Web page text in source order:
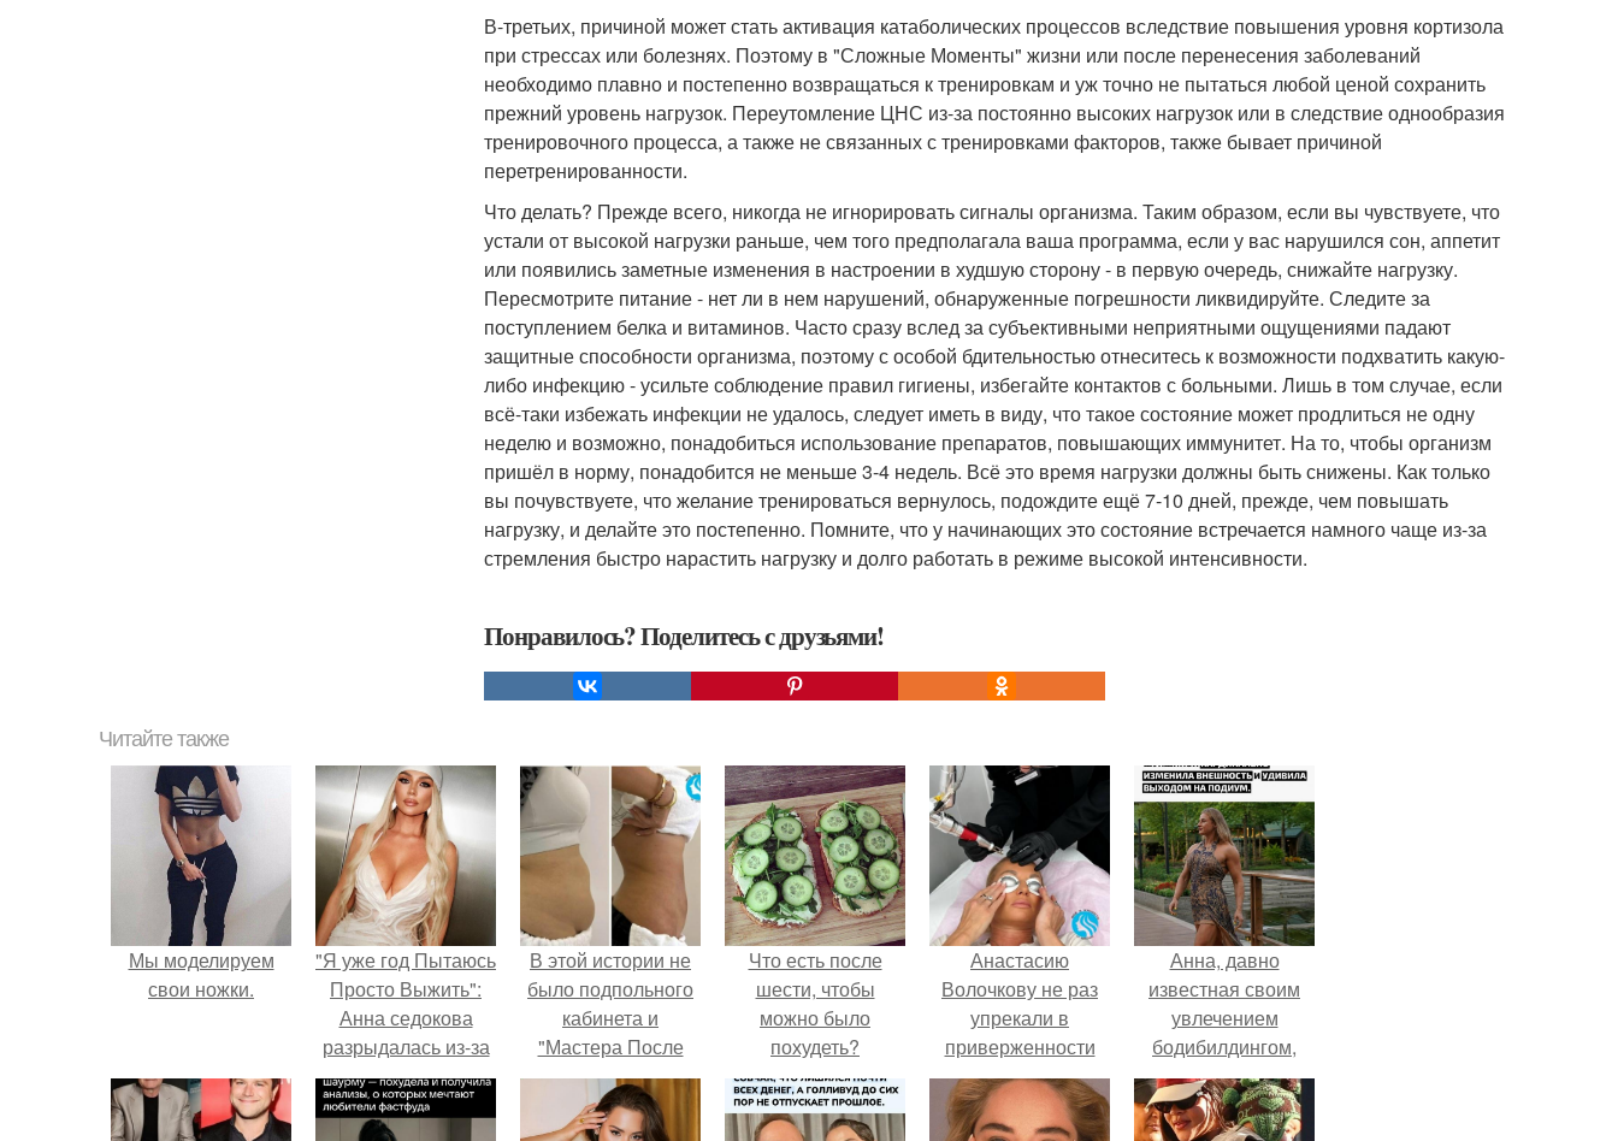
В-третьих, причиной может стать активация катаболических процессов вследствие повышения уровня кортизола
при стрессах или болезнях. Поэтому в "Сложные Моменты" жизни или после перенесения заболеваний
необходимо плавно и постепенно возвращаться к тренировкам и уж точно не пытаться любой ценой сохранить
прежний уровень нагрузок. Переутомление ЦНС из-за постоянно высоких нагрузок или в следствие однообразия
тренировочного процесса, а также не связанных с тренировками факторов, также бывает причиной
перетренированности.
Что делать? Прежде всего, никогда не игнорировать сигналы организма. Таким образом, если вы чувствуете, что
устали от высокой нагрузки раньше, чем того предполагала ваша программа, если у вас нарушился сон, аппетит
или появились заметные изменения в настроении в худшую сторону - в первую очередь, снижайте нагрузку.
Пересмотрите питание - нет ли в нем нарушений, обнаруженные погрешности ликвидируйте. Следите за
поступлением белка и витаминов. Часто сразу вслед за субъективными неприятными ощущениями падают
защитные способности организма, поэтому с особой бдительностью отнеситесь к возможности подхватить какую-
либо инфекцию - усильте соблюдение правил гигиены, избегайте контактов с больными. Лишь в том случае, если
всё-таки избежать инфекции не удалось, следует иметь в виду, что такое состояние может продлиться не одну
неделю и возможно, понадобиться использование препаратов, повышающих иммунитет. На то, чтобы организм
пришёл в норму, понадобится не меньше 3-4 недель. Всё это время нагрузки должны быть снижены. Как только
вы почувствуете, что желание тренироваться вернулось, подождите ещё 7-10 дней, прежде, чем повышать
нагрузку, и делайте это постепенно. Помните, что у начинающих это состояние встречается намного чаще из-за
стремления быстро нарастить нагрузку и долго работать в режиме высокой интенсивности.
Понравилось? Поделитесь с друзьями!
Читайте также
Мы моделируем
свои ножки.
"Я уже год Пытаюсь
Просто Выжить":
Анна седокова
разрыдалась из-за
жесткой травли и
проклятий в сети.
В этой истории не
было подпольного
кабинета и
"Мастера После
Двухнедельных
Курсов".
Что есть после
шести, чтобы
можно было
похудеть?
Анастасию
Волочкову не раз
упрекали в
приверженности
устаревшим бьюти -
процедурам.
Анна, давно
известная своим
увлечением
бодибилдингом,
впервые
попробовала себя
в роли модели.